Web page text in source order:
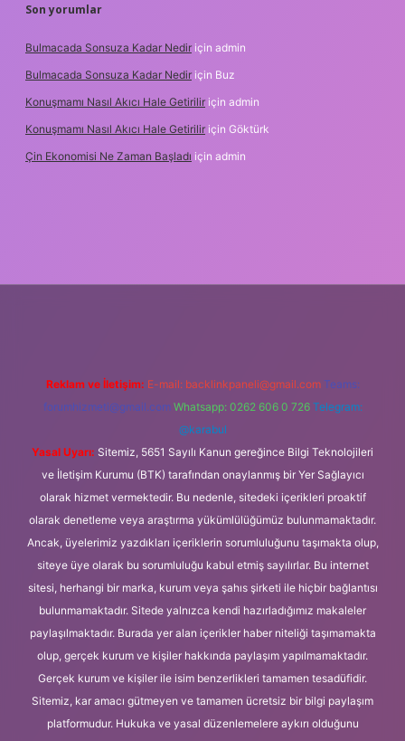
Son yorumlar
Bulmacada Sonsuza Kadar Nedir için admin
Bulmacada Sonsuza Kadar Nedir için Buz
Konuşmamı Nasıl Akıcı Hale Getirilir için admin
Konuşmamı Nasıl Akıcı Hale Getirilir için Göktürk
Çin Ekonomisi Ne Zaman Başladı için admin
Reklam ve İletişim: E-mail: backlinkpaneli@gmail.com Teams:
forumhizmeti@gmail.com Whatsapp: 0262 606 0 726 Telegram:
@karabul
Yasal Uyarı: Sitemiz, 5651 Sayılı Kanun gereğince Bilgi Teknolojileri
ve İletişim Kurumu (BTK) tarafından onaylanmış bir Yer Sağlayıcı
olarak hizmet vermektedir. Bu nedenle, sitedeki içerikleri proaktif
olarak denetleme veya araştırma yükümlülüğümüz bulunmamaktadır.
Ancak, üyelerimiz yazdıkları içeriklerin sorumluluğunu taşımakta olup,
siteye üye olarak bu sorumluluğu kabul etmiş sayılırlar. Bu internet
sitesi, herhangi bir marka, kurum veya şahıs şirketi ile hiçbir bağlantısı
bulunmamaktadır. Sitede yalnızca kendi hazırladığımız makaleler
paylaşılmaktadır. Burada yer alan içerikler haber niteliği taşımamakta
olup, gerçek kurum ve kişiler hakkında paylaşım yapılmamaktadır.
Gerçek kurum ve kişiler ile isim benzerlikleri tamamen tesadüfidir.
Sitemiz, kar amacı gütmeyen ve tamamen ücretsiz bir bilgi paylaşım
platformudur. Hukuka ve yasal düzenlemelere aykırı olduğunu